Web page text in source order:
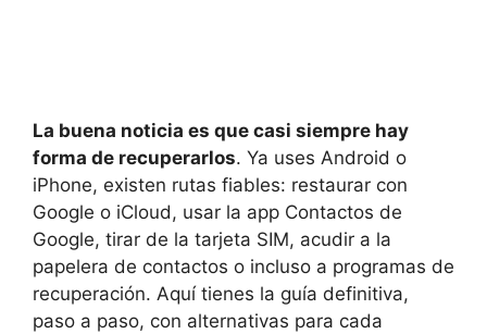
La buena noticia es que casi siempre hay
forma de recuperarlos. Ya uses Android o
iPhone, existen rutas fiables: restaurar con
Google o iCloud, usar la app Contactos de
Google, tirar de la tarjeta SIM, acudir a la
papelera de contactos o incluso a programas de
recuperación. Aquí tienes la guía definitiva,
paso a paso, con alternativas para cada